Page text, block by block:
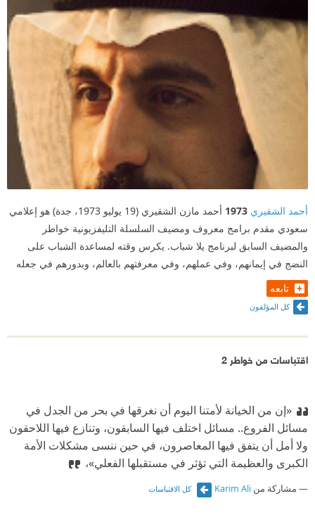
أحمد الشقيري 1973
أحمد مازن الشقيري (19 يوليو 1973، جدة) هو إعلامي
سعودي مقدم برامج معروف ومضيف السلسلة التليفزيونية خواطر
والمضيف السابق لبرنامج يلا شباب. يكرس وقته لمساعدة الشباب على
النضج في إيمانهم، وفي عملهم، وفي معرفتهم بالعالم، وبدورهم في جعله
تابعه
كل المؤلفون
اقتباسات من خواطر 2
«إن من الخيانة لأمتنا اليوم أن نغرقها في ‬بحر من الجدل في
‬مسائل الفروع.. ‬مسائل اختلف فيها السابقون، وتنازع فيها اللاحقون
ولا أمل أن ‬يتفق فيها المعاصرون، ‬في ‬حين ننسى مشكلات الأمة
الكبرى والعظيمة التي ‬تؤثر في ‬مستقبلها الفعلي»،
مشاركة من Karim Ali كل الاقتباسات